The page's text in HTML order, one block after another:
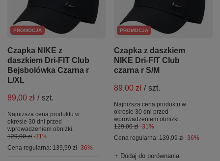
PROMOCJA
Czapka NIKE z
daszkiem Dri-FIT Club
Bejsbolówka Czarna r
L/XL
89,00 zł / szt.
Najniższa cena produktu w
okresie 30 dni przed
wprowadzeniem obniżki:
129,00 zł -31%
Cena regularna: 139,99 zł -36%
PROMOCJA
Czapka z daszkiem
NIKE Dri-FIT Club
czarna r S/M
89,00 zł / szt.
Najniższa cena produktu w
okresie 30 dni przed
wprowadzeniem obniżki:
129,00 zł -31%
Cena regularna: 139,99 zł -36%
+ Dodaj do porównania